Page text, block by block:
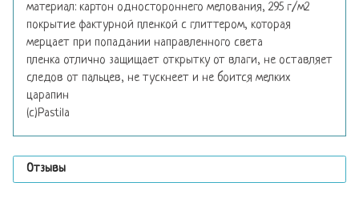
материал: картон одностороннего мелования, 295 г/м2
покрытие фактурной пленкой с глиттером, которая
мерцает при попадании направленного света
пленка отлично защищает открытку от влаги, не оставляет
следов от пальцев, не тускнеет и не боится мелких
царапин
(с)Pastila
Отзывы